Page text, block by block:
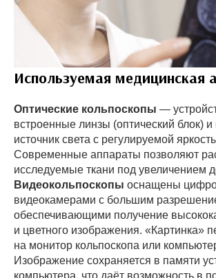
Используемая медицинская
Оптические кольпоскопы —
встроенные линзы (оптический блок)
источник света с регулируемой
Современные аппараты позволяют
исследуемые ткани под увеличением
Видеокольпоскопы оснащены
видеокамерами с большим
обеспечивающими получение
и цветного изображения. «Картинка»
на монитор кольпоскопа или
Изображение сохраняется в памяти